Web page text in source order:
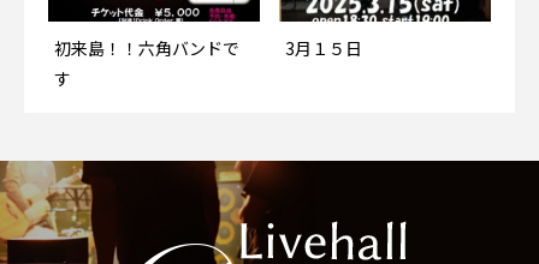
初来島！！六角バンドで
す
3月１５日
初来島！！六角バンドで
す
3月１５日